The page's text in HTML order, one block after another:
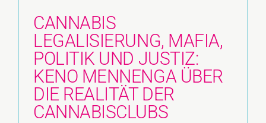
CANNABIS
LEGALISIERUNG, MAFIA,
POLITIK UND JUSTIZ:
KENO MENNENGA ÜBER
DIE REALITÄT DER
CANNABISCLUBS